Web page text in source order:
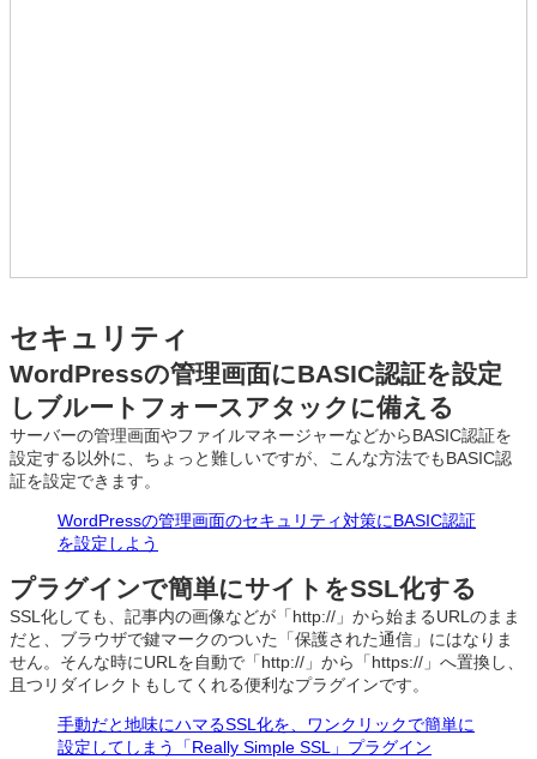
セキュリティ
WordPressの管理画面にBASIC認証を設定
しブルートフォースアタックに備える
サーバーの管理画面やファイルマネージャーなどからBASIC認証を
設定する以外に、ちょっと難しいですが、こんな方法でもBASIC認
証を設定できます。
WordPressの管理画面のセキュリティ対策にBASIC認証
を設定しよう
プラグインで簡単にサイトをSSL化する
SSL化しても、記事内の画像などが「http://」から始まるURLのまま
だと、ブラウザで鍵マークのついた「保護された通信」にはなりま
せん。そんな時にURLを自動で「http://」から「https://」へ置換し、
且つリダイレクトもしてくれる便利なプラグインです。
手動だと地味にハマるSSL化を、ワンクリックで簡単に
設定してしまう「Really Simple SSL」プラグイン